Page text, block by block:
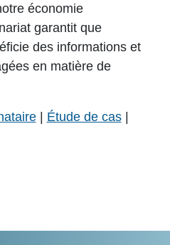
économie
garantit que
des informations et
en matière de
| Étude de cas|